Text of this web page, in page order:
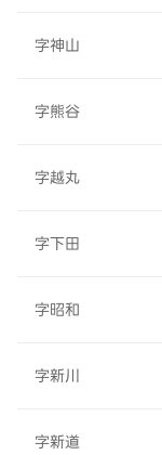
字神山
字熊谷
字越丸
字下田
字昭和
字新川
字新道